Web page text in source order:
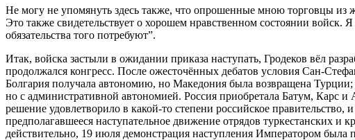
Не могу не упомянуть здесь также, что опрошенные мною торговцы из
Это также свидетельствует о хорошем нравственном состоянии войск.
обязательства того потребуют”.
Итак, войска застыли в ожидании приказа наступать, Гродеков вёл
продолжался конгресс. После ожесточённых дебатов условия Сан-
Болгария получала автономию, но Македония была возвращена Турции;
но с административной автономией. Россия приобретала Батум, Карс
решение удовлетворило в какой-то степени российское
предполагавшееся наступательное движение отрядов туркестанских и
действительно, 19 июля демонстрация наступления Императором